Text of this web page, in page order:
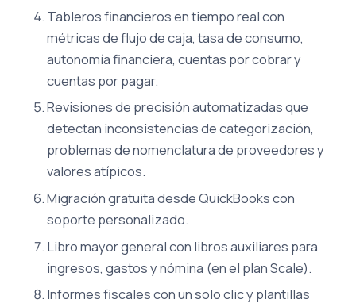
Tableros financieros en tiempo real con
métricas de flujo de caja, tasa de consumo,
autonomía financiera, cuentas por cobrar y
cuentas por pagar.
Revisiones de precisión automatizadas que
detectan inconsistencias de categorización,
problemas de nomenclatura de proveedores y
valores atípicos.
Migración gratuita desde QuickBooks con
soporte personalizado.
Libro mayor general con libros auxiliares para
ingresos, gastos y nómina (en el plan Scale).
Informes fiscales con un solo clic y plantillas